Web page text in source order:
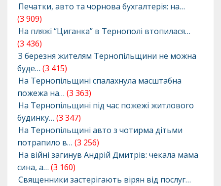
Печатки, авто та чорнова бухгалтерія: на…
(3 909)
На пляжі “Циганка” в Тернополі втопилася…
(3 436)
З березня жителям Тернопільщини не можна
буде… (3 415)
На Тернопільщині спалахнула масштабна
пожежа на… (3 363)
На Тернопільщині під час пожежі житлового
будинку… (3 347)
На Тернопільщині авто з чотирма дітьми
потрапило в… (3 256)
На війні загинув Андрій Дмитрів: чекала мама
сина, а… (3 160)
Священники застерігають вірян від послуг…